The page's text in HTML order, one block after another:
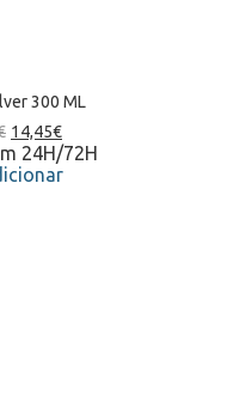
300 ML
14,45€
24H/72H